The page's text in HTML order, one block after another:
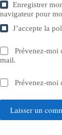
Enregistrer
navigateur pour
J’accepte la
Prévenez-moi
mail.
Prévenez-moi
Laisser un